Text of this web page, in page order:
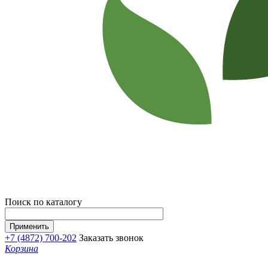
Поиск по каталогу
+7 (4872) 700-202 Заказать звонок
Корзина